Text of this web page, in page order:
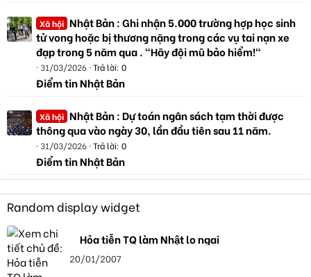
Xã hội Nhật Bản : Ghi nhận 5.000 trường hợp học sinh
tử vong hoặc bị thương nặng trong các vụ tai nạn xe
đạp trong 5 năm qua . "Hãy đội mũ bảo hiểm!"
31/03/2026 Trả lời: 0
Điểm tin Nhật Bản
Xã hội Nhật Bản : Dự toán ngân sách tạm thời được
thông qua vào ngày 30, lần đầu tiên sau 11 năm.
31/03/2026 Trả lời: 0
Điểm tin Nhật Bản
Random display widget
Hỏa tiễn TQ làm Nhật lo ngại
20/01/2007